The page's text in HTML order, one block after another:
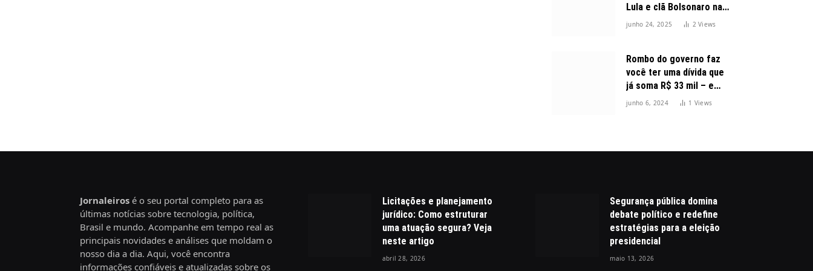
Lula e clã Bolsonaro na
disputa presidencial
junho 24, 2025 2Views
Rombo do governo faz
você ter uma dívida que
já soma R$ 33 mil – e
cresceu 300%
junho 6, 2024 1 Views
Jornaleiros é o seu portal completo para as
últimas notícias sobre tecnologia, política,
Brasil e mundo. Acompanhe em tempo real as
principais novidades e análises que moldam o
nosso dia a dia. Aqui, você encontra
informações confiáveis e atualizadas sobre os
Licitações e planejamento
jurídico: Como estruturar
uma atuação segura? Veja
neste artigo
abril 28, 2026
Segurança pública domina
debate político e redefine
estratégias para a eleição
presidencial
maio 13, 2026